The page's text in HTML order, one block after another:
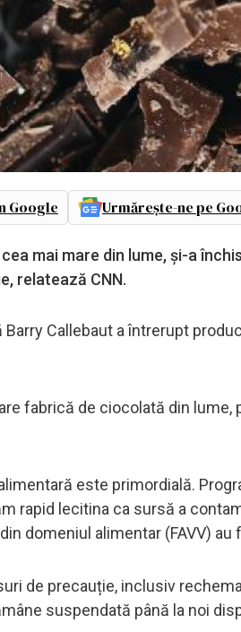
Google Urmărește-ne pe
mai mare din lume, și-a
relatează CNN.
Callebaut a întrerupt
fabrică de ciocolată din
este primordială.
rapid lecitina ca sursă a
domeniul alimentar (FAVV)
de precauție, inclusiv
suspendată până la noi